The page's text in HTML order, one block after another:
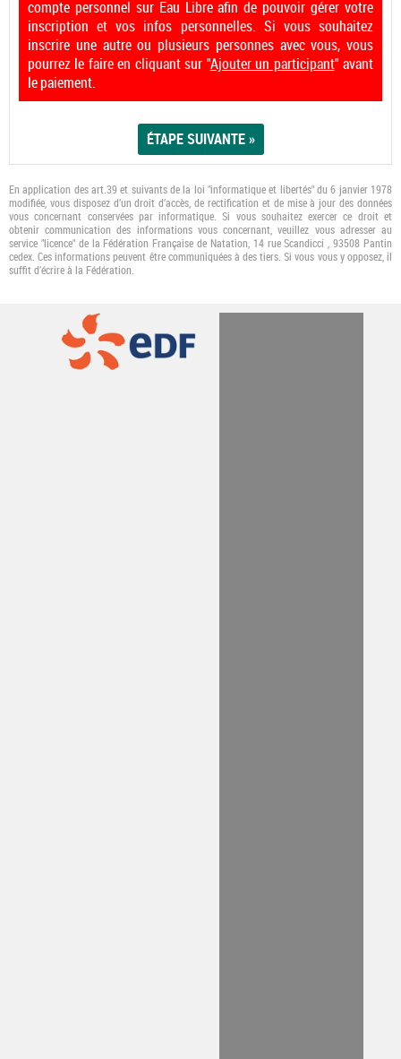
compte personnel sur Eau Libre afin de pouvoir gérer votre
inscription et vos infos personnelles. Si vous souhaitez
inscrire une autre ou plusieurs personnes avec vous, vous
pourrez le faire en cliquant sur "Ajouter un participant" avant
le paiement.
En application des art.39 et suivants de la loi "informatique et libertés" du 6 janvier 1978
modifiée, vous disposez d’un droit d’accès, de rectification et de mise à jour des données
vous concernant conservées par informatique. Si vous souhaitez exercer ce droit et
obtenir communication des informations vous concernant, veuillez vous adresser au
service "licence" de la Fédération Française de Natation, 14 rue Scandicci , 93508 Pantin
cedex. Ces informations peuvent être communiquées à des tiers. Si vous vous y opposez, il
suﬃt d’écrire à la Fédération.